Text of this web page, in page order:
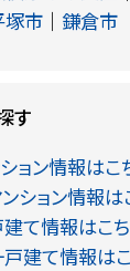
塚市 鎌倉市
す
ョン情報はこ
ション情報は
て情報はこ
建て情報は